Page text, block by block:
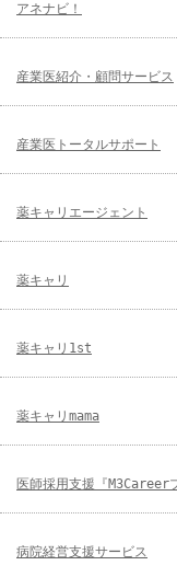
アネナビ！
産業医紹介・顧問サービス
産業医トータルサポート
薬キャリエージェント
薬キャリ
薬キャリ1st
薬キャリmama
医師採用支援『M3Career
病院経営支援サービス